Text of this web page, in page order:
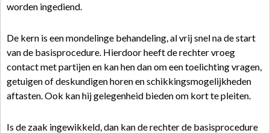
worden ingediend.
De kern is een mondelinge behandeling, al vrij snel na de start
van de basisprocedure. Hierdoor heeft de rechter vroeg
contact met partijen en kan hen dan om een toelichting vragen,
getuigen of deskundigen horen en schikkingsmogelijkheden
aftasten. Ook kan hij gelegenheid bieden om kort te pleiten.
Is de zaak ingewikkeld, dan kan de rechter de basisprocedure